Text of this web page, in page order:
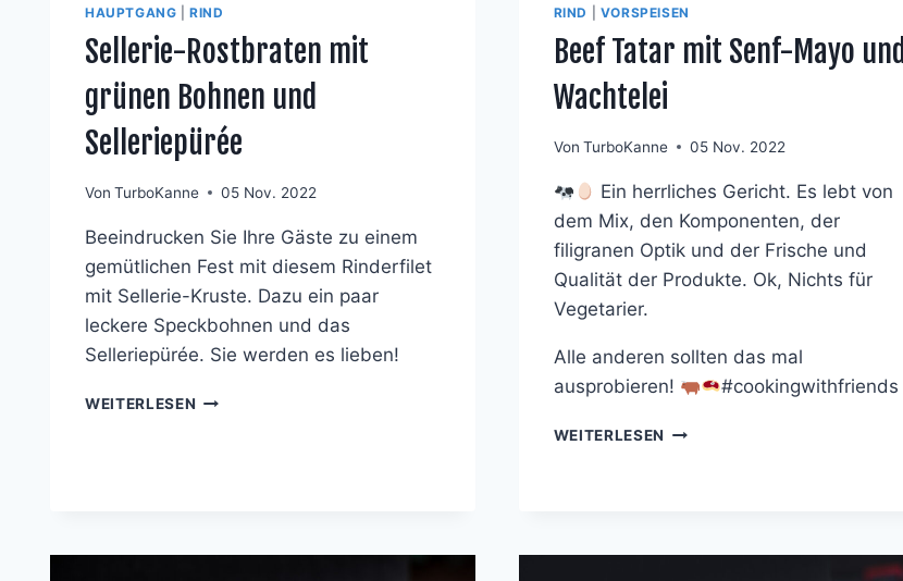
HAUPTGANG |RIND
Sellerie-Rostbraten mit
grünen Bohnen und
Selleriepürée
Von TurboKanne 05 Nov. 2022
Beeindrucken Sie Ihre Gäste zu einem
gemütlichen Fest mit diesem Rinderfilet
mit Sellerie-Kruste. Dazu ein paar
leckere Speckbohnen und das
Selleriepürée. Sie werden es lieben!
WEITERLESEN SELLERIE-
RIND VORSPEISEN
Beef Tatar mit Senf-Mayo und
Wachtelei
Von TurboKanne 05 Nov. 2022
Ein herrliches Gericht. Es lebt von
dem Mix, den Komponenten, der
filigranen Optik und der Frische und
Qualität der Produkte. Ok, Nichts für
Vegetarier.
Alle anderen sollten das mal
ausprobieren!
#cookingwithfriends
WEITERLESEN BEEF